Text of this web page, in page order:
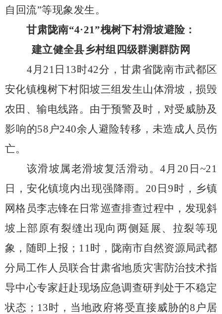
自回流”等现象发生。
甘肃陇南“4·21”槐树下村滑坡避险：
建立健全县乡村组四级群测群防网
4 月 21 日 13时42分，甘肃省陇南市武都区
安化镇槐树下村阳坡三组发生山体滑坡，损毁
农田、输电线路。由于预警及时，对受威胁及
影响的58 户240余人避险转移，未造成人员伤
亡。
该滑坡属老滑坡复活滑动。 4 月 20 日 ~21
日，安化镇境内出现强降雨。 20 日9时，乡镇
网格员李志锋在日常巡查排查过程中，发现斜
坡上部原有裂缝出现向两侧延展、拉裂等现
象，随即上报； 11 时，陇南市自然资源局武都
分局工作人员联合甘肃省地质灾害防治技术指
导中心专家赶赴现场应急调查研判处于不稳定
状态； 13时，当地政府将受直接威胁的8 户居